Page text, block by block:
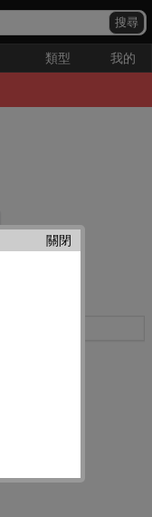
類型 我的
關閉